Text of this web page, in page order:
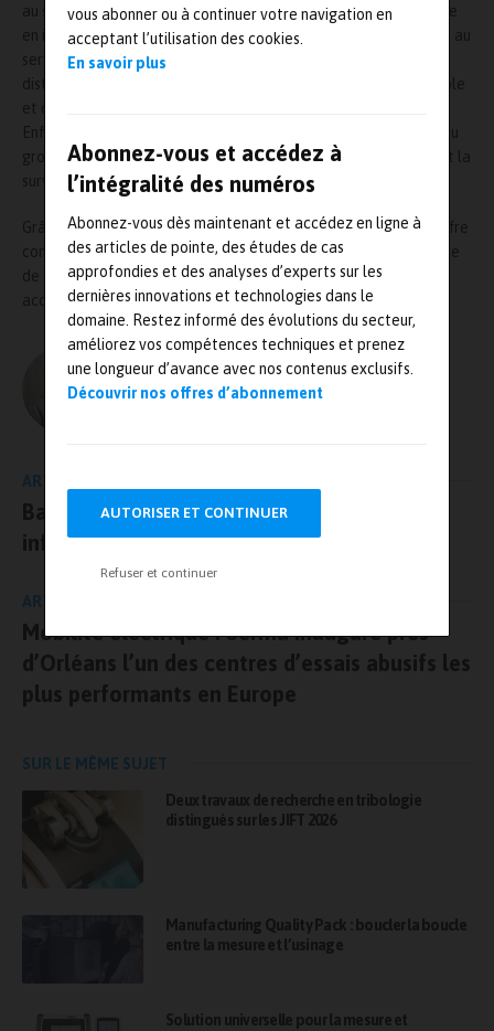
vous abonner ou à continuer votre navigation en
acceptant l’utilisation des cookies.
En savoir plus
Abonnez-vous et accédez à
l’intégralité des numéros
Abonnez-vous dès maintenant et accédez en ligne à
des articles de pointe, des études de cas
approfondies et des analyses d’experts sur les
dernières innovations et technologies dans le
domaine. Restez informé des évolutions du secteur,
améliorez vos compétences techniques et prenez
une longueur d’avance avec nos contenus exclusifs.
Découvrir nos offres d’abonnement
AUTORISER ET CONTINUER
Refuser et continuer
au sein du groupe. D’une part,Prescamexapporte son expertise
en instrumentation et en intégration de jauges de déformation, au
service de l’essai et de la recherche. D’autre part,
distribue une large gamme de capteurs de force, pression, couple
et déplacement, adaptés à de multiples domaines industriels.
Enfin, PTS Mesures
élargira désormais le champ d’application du
groupe vers les mesures environnementales, la météorologie et la
surveillance d’infrastructures.
Grâce à cette synergie, SGF entend aujourd’hui proposer une offre
complète, allant de la fourniture de capteurs à la mise en œuvre
de systèmes de mesure personnalisés, tout en garantissant
accompagnement technique et fiabilité métrologique.
L'AUTEUR
Olivier Guillon – MRJ PRESSE
ARTICLE PRÉCÉDENT
Batteries : CNPP se dote d’une nouvelle
infrastructure d’essais
ARTICLE SUIVANT
Mobilité électrique : Serma inaugure près
d’Orléans l’un des centres d’essais abusifs les
plus performants en Europe
SUR LE MÊME SUJET
Deux travaux de recherche en tribologie
distingués sur les JIFT 2026
Manufacturing Quality Pack : boucler la boucle
entre la mesure et l’usinage
Solution universelle pour la mesure et